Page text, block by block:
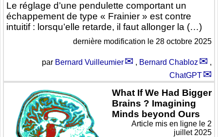
Le réglage d’une pendulette comportant un
échappement de type « Frainier » est contre
intuitif : lorsqu’elle retarde, il faut allonger la (…)
dernière modification le 28 octobre 2025
par Bernard Vuilleumier , Bernard Chabloz
,
ChatGPT
What If We Had Bigger
Brains ? Imagining
Minds beyond Ours
Article mis en ligne le 2
juillet 2025